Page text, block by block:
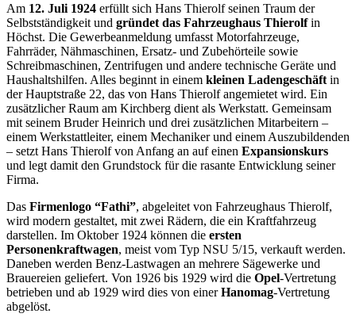
Am 12. Juli 1924 erfüllt sich Hans Thierolf seinen Traum der
Selbstständigkeit und gründet das Fahrzeughaus Thierolfin
Höchst. Die Gewerbeanmeldung umfasst Motorfahrzeuge,
Fahrräder, Nähmaschinen, Ersatz- und Zubehörteile sowie
Schreibmaschinen, Zentrifugen und andere technische Geräte und
Haushaltshilfen. Alles beginnt in einem kleinen Ladengeschäft in
der Hauptstraße 22, das von Hans Thierolf angemietet wird. Ein
zusätzlicher Raum am Kirchberg dient als Werkstatt. Gemeinsam
mit seinem Bruder Heinrich und drei zusätzlichen Mitarbeitern –
einem Werkstattleiter, einem Mechaniker und einem Auszubildenden
– setzt Hans Thierolf von Anfang an auf einen Expansionskurs
und legt damit den Grundstock für die rasante Entwicklung seiner
Firma.
Das Firmenlogo “Fathi”, abgeleitet von Fahrzeughaus Thierolf,
wird modern gestaltet, mit zwei Rädern, die ein Kraftfahrzeug
darstellen. Im Oktober 1924 können die ersten
Personenkraftwagen, meist vom Typ NSU 5/15, verkauft werden.
Daneben werden Benz-Lastwagen an mehrere Sägewerke und
Brauereien geliefert. Von 1926 bis 1929 wird die Opel-Vertretung
betrieben und ab 1929 wird dies von einerHanomag-Vertretung
abgelöst.